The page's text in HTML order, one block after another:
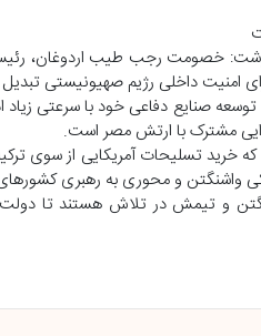
خصومت رجب طیب اردوغان، رئیس
امنیت داخلی رژیم صهیونیستی
مشترک با ارتش مصر است.
که خرید تسلیحات آمریکایی از
واشنگتن و محوری به رهبری
و تیمش در تلاش هستند تا دولت